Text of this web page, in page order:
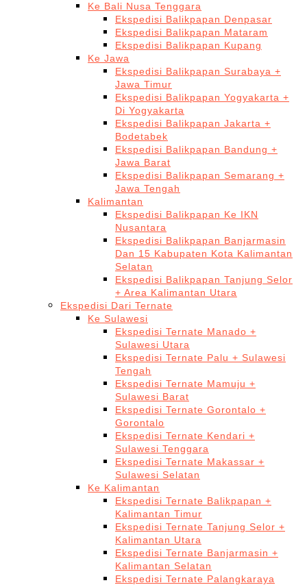
Ke Bali Nusa Tenggara
Ekspedisi Balikpapan Denpasar
Ekspedisi Balikpapan Mataram
Ekspedisi Balikpapan Kupang
Ke Jawa
Ekspedisi Balikpapan Surabaya +
Jawa Timur
Ekspedisi Balikpapan Yogyakarta +
Di Yogyakarta
Ekspedisi Balikpapan Jakarta +
Bodetabek
Ekspedisi Balikpapan Bandung +
Jawa Barat
Ekspedisi Balikpapan Semarang +
Jawa Tengah
Kalimantan
Ekspedisi Balikpapan Ke IKN
Nusantara
Ekspedisi Balikpapan Banjarmasin
Dan 15 Kabupaten Kota Kalimantan
Selatan
Ekspedisi Balikpapan Tanjung Selor
+ Area Kalimantan Utara
Ekspedisi Dari Ternate
Ke Sulawesi
Ekspedisi Ternate Manado +
Sulawesi Utara
Ekspedisi Ternate Palu + Sulawesi
Tengah
Ekspedisi Ternate Mamuju +
Sulawesi Barat
Ekspedisi Ternate Gorontalo +
Gorontalo
Ekspedisi Ternate Kendari +
Sulawesi Tenggara
Ekspedisi Ternate Makassar +
Sulawesi Selatan
Ke Kalimantan
Ekspedisi Ternate Balikpapan +
Kalimantan Timur
Ekspedisi Ternate Tanjung Selor +
Kalimantan Utara
Ekspedisi Ternate Banjarmasin +
Kalimantan Selatan
Ekspedisi Ternate Palangkaraya